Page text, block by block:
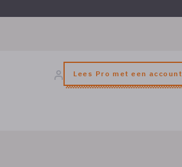
Lees Pro met een account